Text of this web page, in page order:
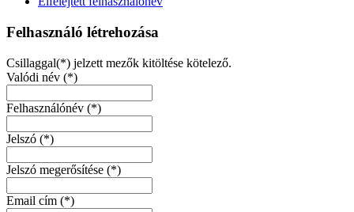
Felhasználó létrehozása
Csillaggal(*) jelzett mezők kitöltése kötelező.
Valódi név (*)
Felhasználónév (*)
Jelszó (*)
Jelszó megerősítése (*)
Email cím (*)